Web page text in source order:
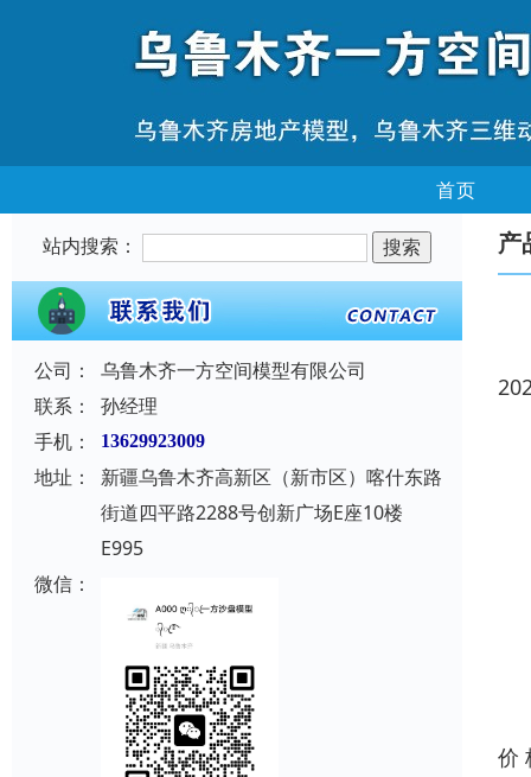
首页
站内搜索：
公司：
乌鲁木齐一方空间模型有限公司
联系：
孙经理
手机：
13629923009
地址：
新疆乌鲁木齐高新区（新市区）喀什东路
街道四平路2288号创新广场E座10楼
E995
微信：
产
价